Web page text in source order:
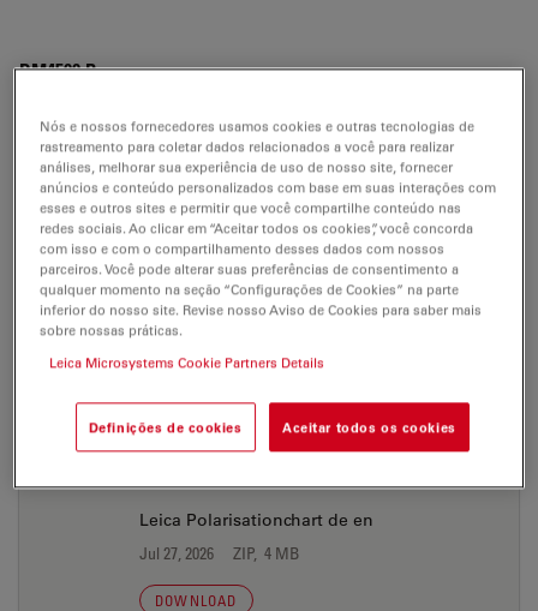
DM4500 P
Poster Service information
DM4500 P
POSTER
Leica DM4000 B-Poster LightPath en
Jul 27, 2026 PDF, 2 MB
DOWNLOAD
Leica Polarisationchart de en
Jul 27, 2026 ZIP, 4 MB
DOWNLOAD
Nós e nossos fornecedores usamos cookies e outras tecnologias de
rastreamento para coletar dados relacionados a você para realizar
análises, melhorar sua experiência de uso de nosso site, fornecer
anúncios e conteúdo personalizados com base em suas interações com
esses e outros sites e permitir que você compartilhe conteúdo nas
redes sociais. Ao clicar em “Aceitar todos os cookies”, você concorda
com isso e com o compartilhamento desses dados com nossos
parceiros. Você pode alterar suas preferências de consentimento a
qualquer momento na seção “Configurações de Cookies” na parte
inferior do nosso site. Revise nosso Aviso de Cookies para saber mais
sobre nossas práticas.
Leica Microsystems Cookie Partners Details
Definições de cookies Aceitar todos os cookies